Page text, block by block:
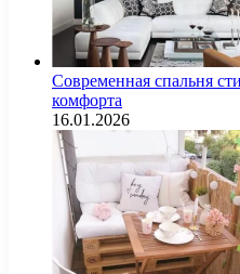
Современная спальня
комфорта
16.01.2026